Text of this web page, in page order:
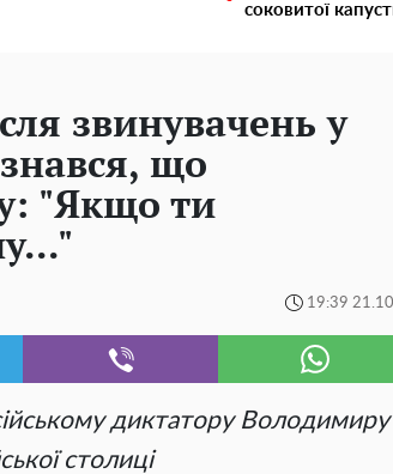
соковитої
звинувачень у
що
"Якщо ти
19:39 21.10
диктатору Володимиру
столиці